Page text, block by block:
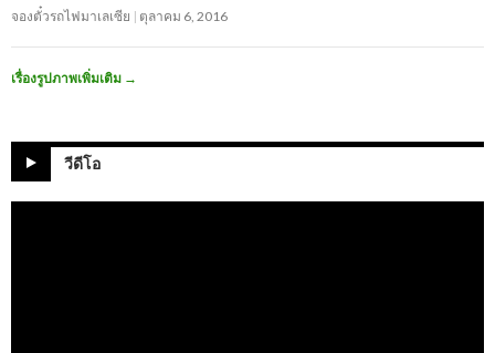
จองตั๋วรถไฟมาเลเซีย ตุลาคม 6, 2016
เรื่องรูปภาพเพิ่มเติม →
วีดีโอ